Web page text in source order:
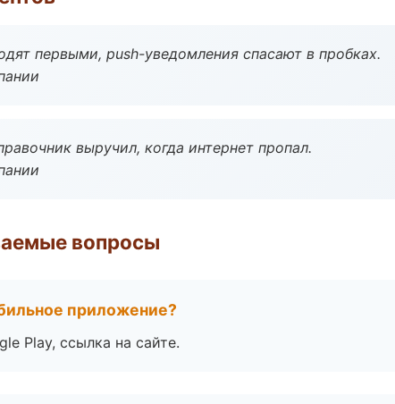
первыми, push-уведомления спасают в пробках.
выручил, когда интернет пропал.
вопросы
приложение?
Play, ссылка на сайте.